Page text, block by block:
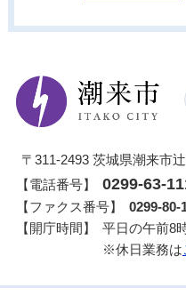
〒311-2493 茨城県潮来市
【電話番号】
0299-63-
【ファクス番号】
0299-80-
【開庁時間】
平日の午前8
※休日業務は